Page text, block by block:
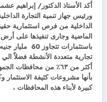
أكد الأستاذ الدكتور/ إبراهيم
ورئيس جهاز تنمية التجارة
الداخلية من فرص استثمارية
باستثمارات
تجارية متعددة الأنشطة فضلاً
أكثر من ٦٣٪؜ من
بأنها مشروعات كثيفة
كبيرة لأبناء هذه المحافظات ،